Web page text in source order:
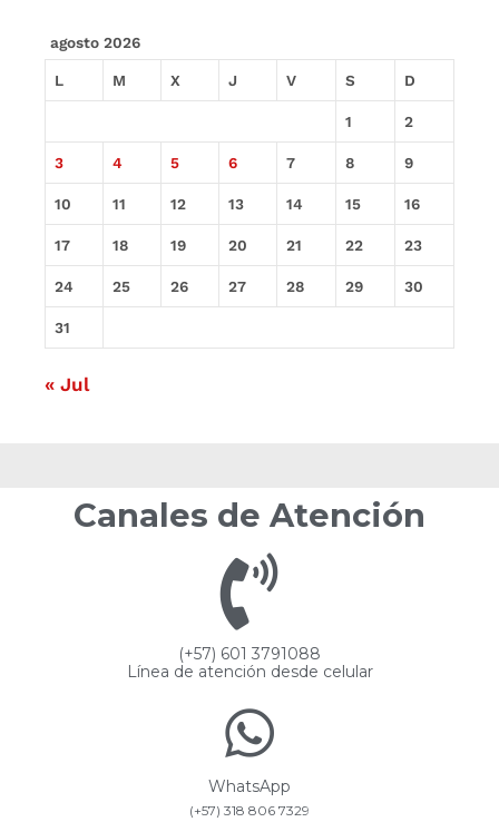
agosto 2026
L M X J V S D
1 2
3 4 5 6 7 8 9
10 11 12 13 14 15 16
17 18 19 20 21 22 23
24 25 26 27 28 29 30
31
« Jul
Canales de Atención
(+57) 601 3791088
Línea de atención desde celular
WhatsApp
(+57) 318 806 7329